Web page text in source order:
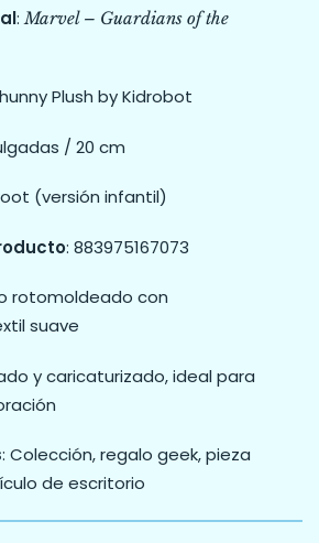
:Marvel – Guardians of the
Plush by Kidrobot
/ 20 cm
(versión infantil)
: 883975167073
rotomoldeado con
suave
y caricaturizado, ideal para
: Colección, regalo geek, pieza
de escritorio